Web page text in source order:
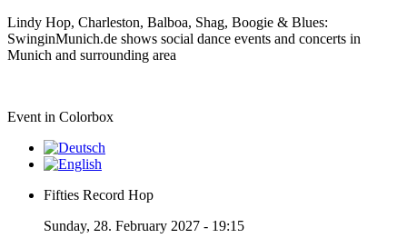
Lindy Hop, Charleston, Balboa, Shag, Boogie & Blues:
SwinginMunich.de shows social dance events and concerts in
Munich and surrounding area
Event in Colorbox
Fifties Record Hop
Sunday, 28. February 2027 - 19:15